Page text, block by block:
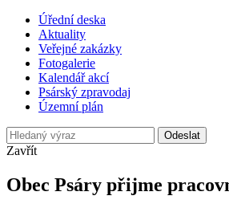
Úřední deska
Aktuality
Veřejné zakázky
Fotogalerie
Kalendář akcí
Psárský zpravodaj
Územní plán
Odeslat
Zavřít
Obec Psáry přijme